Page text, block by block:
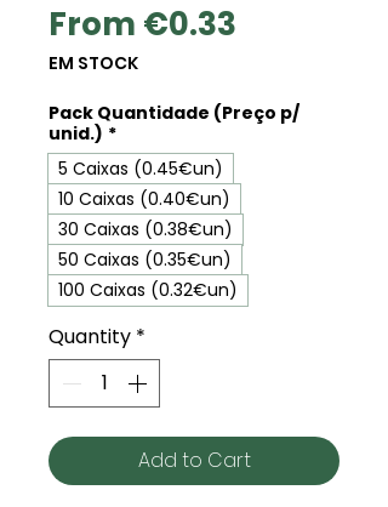
From €0.33
EM STOCK
Pack Quantidade (Preço p/
unid.) *
5 Caixas (0.45€un)
10 Caixas (0.40€un)
30 Caixas (0.38€un)
50 Caixas (0.35€un)
100 Caixas (0.32€un)
Quantity *
Add to Cart